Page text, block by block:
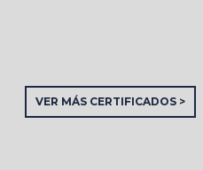
VER MÁS CERTIFICADOS >